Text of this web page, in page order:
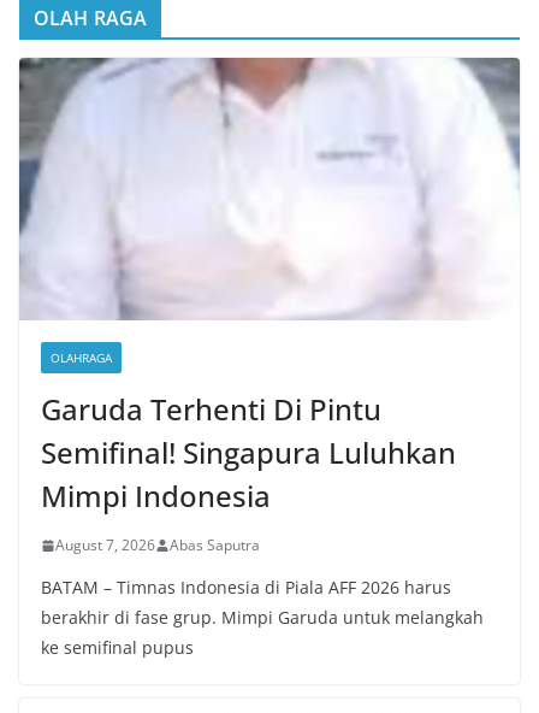
OLAH RAGA
OLAHRAGA
Garuda Terhenti Di Pintu
Semifinal! Singapura Luluhkan
Mimpi Indonesia
August 7, 2026 Abas Saputra
BATAM – Timnas Indonesia di Piala AFF 2026 harus
berakhir di fase grup. Mimpi Garuda untuk melangkah
ke semifinal pupus